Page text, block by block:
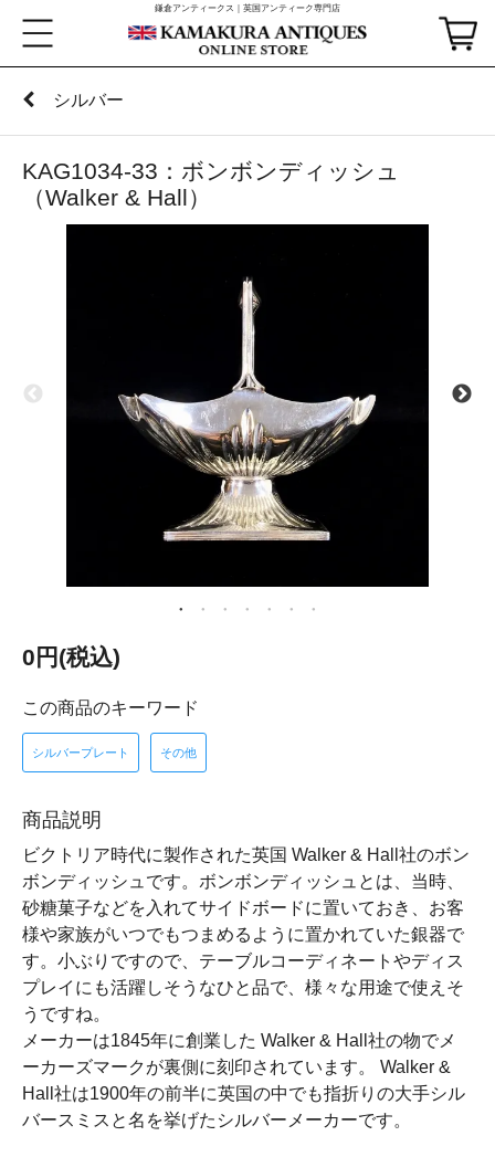
鎌倉アンティークス｜英国アンティーク専門店
シルバー
KAG1034-33：ボンボンディッシュ
（Walker & Hall）
0円(税込)
この商品のキーワード
シルバープレート その他
商品説明
ビクトリア時代に製作された英国 Walker & Hall社のボン
ボンディッシュです。ボンボンディッシュとは、当時、
砂糖菓子などを入れてサイドボードに置いておき、お客
様や家族がいつでもつまめるように置かれていた銀器で
す。小ぶりですので、テーブルコーディネートやディス
プレイにも活躍しそうなひと品で、様々な用途で使えそ
うですね。
メーカーは1845年に創業した Walker & Hall社の物でメ
ーカーズマークが裏側に刻印されています。 Walker &
Hall社は1900年の前半に英国の中でも指折りの大手シル
バースミスと名を挙げたシルバーメーカーです。